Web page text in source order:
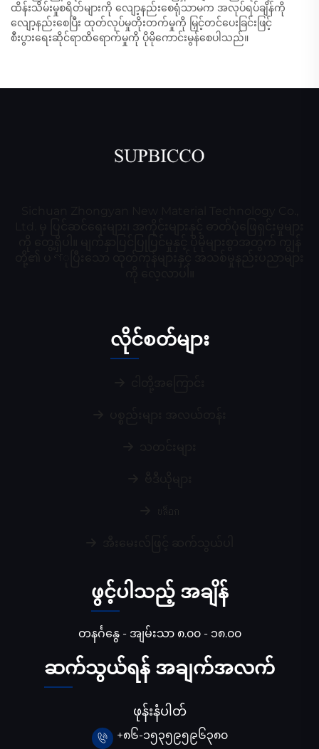
ထိန်းသိမ်းမှုစရိတ်များကို လျော့နည်းစေရုံသာမက အလုပ်ရပ်ချိန်ကို
လျော့နည်းစေပြီး ထုတ်လုပ်မှုတိုးတက်မှုကို မြှင့်တင်ပေးခြင်းဖြင့်
စီးပွားရေးဆိုင်ရာထိရောက်မှုကို ပိုမိုကောင်းမွန်စေပါသည်။
လိုင်စတ်များ
ဖွင့်ပါသည့် အချိန်
တနင်္ဂနွေ - အျမ်းသာ ၈.၀၀ - ၁၈.၀၀
ဆက်သွယ်ရန် အချက်အလက်
ဖုန်းနံပါတ်
+၈၆-၁၅၃၅၉၅၉၆၃၈၀